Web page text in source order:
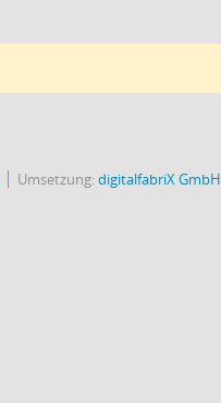
Umsetzung:digitalfabriX GmbH